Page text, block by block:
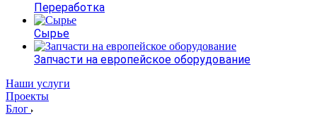
Переработка
Сырье
Запчасти на европейское оборудование
Наши услуги
Проекты
Блог